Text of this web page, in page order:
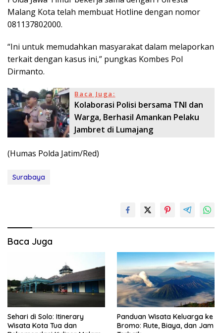
Malang Kota telah membuat Hotline dengan nomor
081137802000.
“Ini untuk memudahkan masyarakat dalam melaporkan
terkait dengan kasus ini,” pungkas Kombes Pol
Dirmanto.
Baca Juga:
Kolaborasi Polisi bersama TNI dan
Warga, Berhasil Amankan Pelaku
Jambret di Lumajang
(Humas Polda Jatim/Red)
Surabaya
Baca Juga
Sehari di Solo: Itinerary
Wisata Kota Tua dan
Panduan Wisata Keluarga ke
Bromo: Rute, Biaya, dan Jam